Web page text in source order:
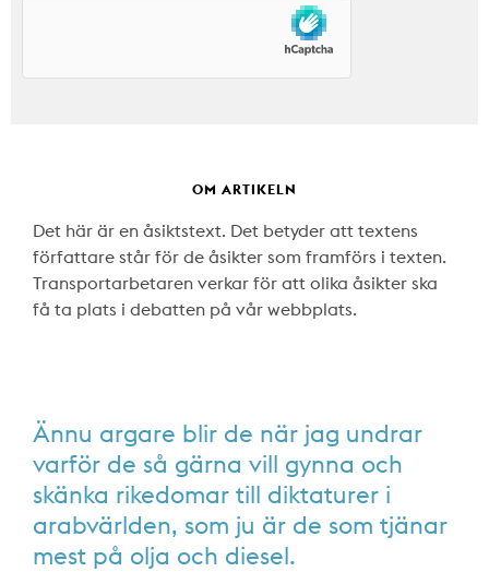
OM ARTIKELN
Det här är en åsiktstext. Det betyder att textens
författare står för de åsikter som framförs i texten.
Transportarbetaren verkar för att olika åsikter ska
få ta plats i debatten på vår webbplats.
Ännu argare blir de när jag undrar
varför de så gärna vill gynna och
skänka rikedomar till diktaturer i
arabvärlden, som ju är de som tjänar
mest på olja och diesel.